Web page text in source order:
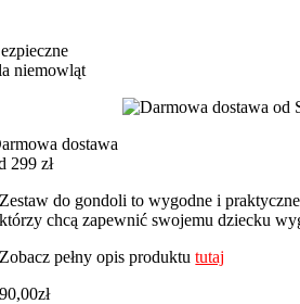
niemowląt
dostawa
299 zł
Zestaw do gondoli to wygodne i
którzy chcą zapewnić swojemu dziecku
Zobacz pełny opis produktututaj
90,00zł